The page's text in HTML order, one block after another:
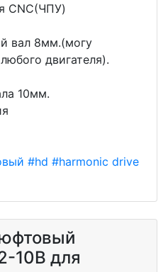
CNC(ЧПУ)
вал 8мм.(могу
двигателя).
10мм.
#hd #harmonic drive
10В для